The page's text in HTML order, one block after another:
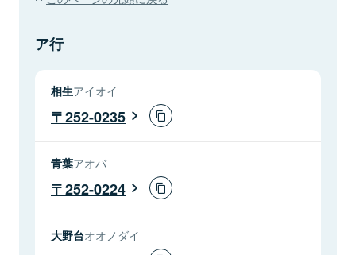
ア行
相生アイオイ
252-0235
青葉アオバ
252-0224
大野台オオノダイ